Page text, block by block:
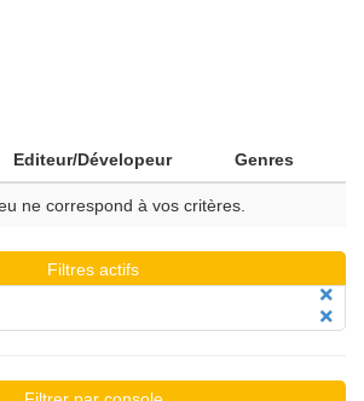
Editeur/Dévelopeur Genres
ne correspond à vos critères.
Filtres actifs